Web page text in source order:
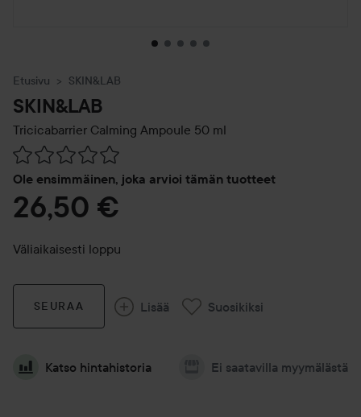
Etusivu SKIN&LAB
SKIN&LAB
Tricicabarrier Calming Ampoule 50 ml
Ole ensimmäinen, joka arvioi tämän tuotteet
Siirtyä jhk Arvosana & kommentit
26,50 €
Väliaikaisesti loppu
SEURAA Lisää Suosikiksi
Katso hintahistoria Ei saatavilla myymälästä